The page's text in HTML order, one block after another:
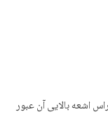
اشعه بالایی آن عبور